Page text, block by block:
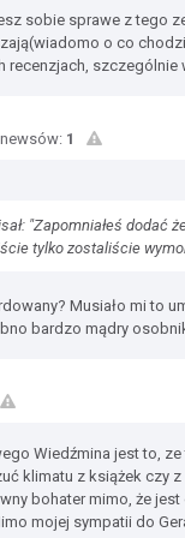
sobie sprawe z tego
o co
recenzjach, szczególnie
newsów: 1
"Zapomniałeś dodać
tylko zostaliście
Musiało mi to
bardzo mądry
Wiedźmina jest to,
klimatu z książek czy
bohater mimo, że
mojej sympatii do